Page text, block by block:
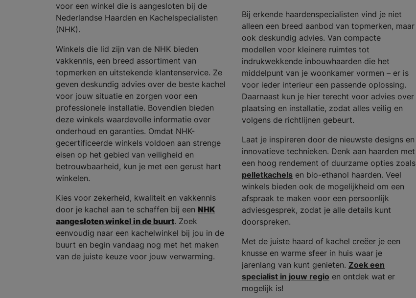
voor een winkel die is aangesloten bij de
Nederlandse Haarden en Kachelspecialisten
(NHK).
Winkels die lid zijn van de NHK bieden
vakkennis, een breed assortiment van
topmerken en uitstekende klantenservice. Ze
geven deskundig advies over de beste kachel
voor jouw situatie en zorgen voor een
professionele installatie. Bovendien bieden
deze winkels waardevolle informatie over
onderhoud en garanties. Omdat NHK-
gecertificeerde winkels voldoen aan strenge
eisen op het gebied van veiligheid en
betrouwbaarheid, kun je met een gerust hart
winkelen.
Kies voor zekerheid, kwaliteit en vakkennis
door je kachel aan te schaffen bij een NHK
aangesloten winkel in de buurt. Zoek
eenvoudig naar een kachelwinkel bij jou in de
buurt en begin vandaag nog met het maken
van de juiste keuze voor jouw verwarming.
Bij erkende haardenspecialisten vind je niet
alleen een breed aanbod van topmerken, maar
ook deskundig advies. Van compacte
modellen voor kleinere ruimtes tot
indrukwekkende inbouwhaarden die het
middelpunt van je woonkamer vormen – er is
voor ieder interieur een passende oplossing.
Daarnaast kun je hier terecht voor advies over
plaatsing en installatie, zodat alles veilig en
volgens de richtlijnen gebeurt.
Laat je inspireren door de nieuwste designs en
innovatieve technieken. Denk aan haarden met
een hoog rendement of duurzame opties zoals
pelletkachelsen bio-ethanol haarden. Veel
winkels bieden ook de mogelijkheid om een
afspraak te maken voor een persoonlijk
adviesgesprek, zodat je alle details kunt
doorspreken.
Met de juiste haard of kachel creëer je een
knusse en warme sfeer in huis waar je
jarenlang van kunt genieten. Zoek een
specialist in jouw regio en ontdek wat er
mogelijk is!